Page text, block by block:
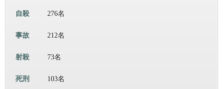
自殺 276名
事故 212名
射殺 73名
死刑 103名